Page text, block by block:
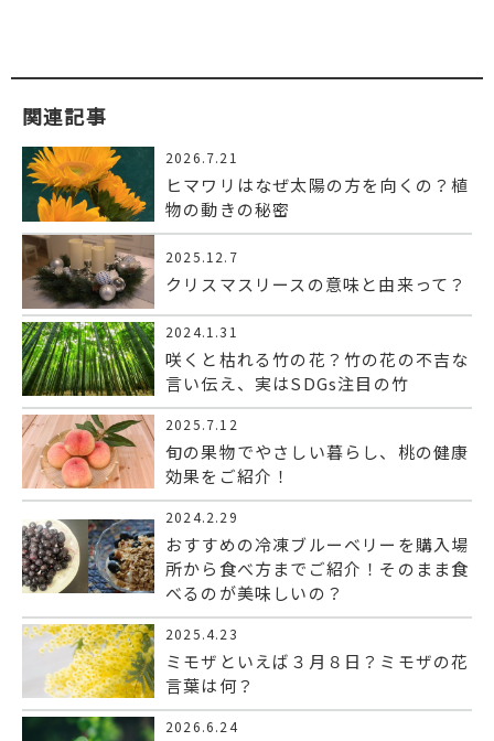
関連記事
2026.7.21
ヒマワリはなぜ太陽の方を向くの？植
物の動きの秘密
2025.12.7
クリスマスリースの意味と由来って？
2024.1.31
咲くと枯れる竹の花？竹の花の不吉な
言い伝え、実はSDGs注目の竹
2025.7.12
旬の果物でやさしい暮らし、桃の健康
効果をご紹介！
2024.2.29
おすすめの冷凍ブルーベリーを購入場
所から食べ方までご紹介！そのまま食
べるのが美味しいの？
2025.4.23
ミモザといえば３月８日？ミモザの花
言葉は何？
2026.6.24